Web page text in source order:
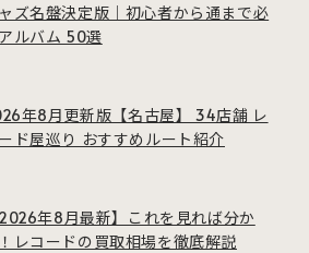
ズ名盤決定版｜初心者から通まで必
ルバム 50選
年8月更新版【名古屋】 34店舗 レ
ド屋巡り おすすめルート紹介
2026年8月最新】これを見れば分か
レコードの買取相場を徹底解説